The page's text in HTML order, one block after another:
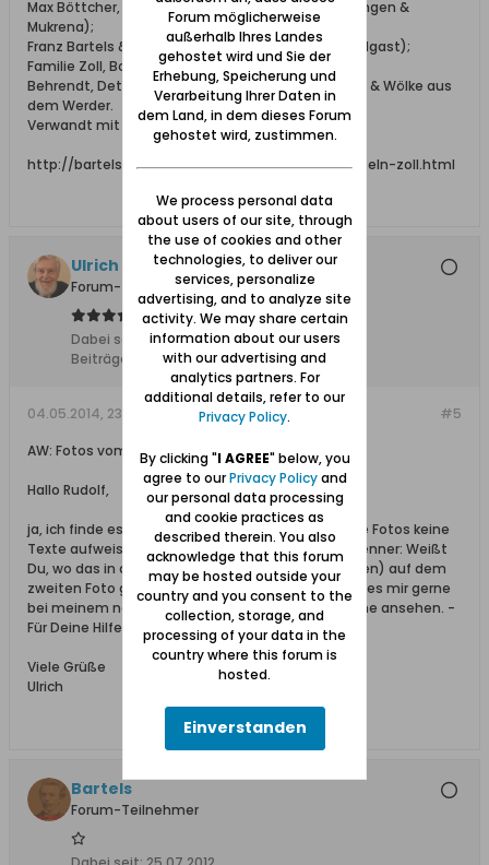
Max Böttcher, Ing. bei Schichau (aus Beesenlaublingen &
Mukrena);
Franz Bartels & Co., Danzig Breitgasse 64 (aus Wolgast);
Familie Zoll, Bohnsack;
Behrendt, Detlaff / Detloff, Katt, Lissau, Schönhoff & Wölke aus
dem Werder.
Verwandt mit den Familien: Elsner, Adrian, Falk.
http://bartels-zoll.blogspot.de/2012/07/ahnentafeln-zoll.html
Ulrich 31
Forum-Teilnehmer
Dabei seit:
04.11.2011
Beiträge:
8612
#5
04.05.2014, 23:23
AW: Fotos vom heutigen Zoppot
Hallo Rudolf,
ja, ich finde es auch besonders schade, dass diese Fotos keine
Texte aufweisen. Und ich frage Dich als Zoppot-Kenner: Weißt
Du, wo das in der Bildserie #1 (Angabe rechts außen) auf dem
zweiten Foto gezeigte Ehrenmal steht? Ich würde es mir gerne
bei meinem nächsten Danzig-Besuch aus der Nähe ansehen. -
Für Deine Hilfe danke ich Dir im Voraus.
Viele Grüße
Ulrich
Bartels
Forum-Teilnehmer
Forum möglicherweise
außerhalb Ihres Landes
gehostet wird und Sie der
Erhebung, Speicherung und
Verarbeitung Ihrer Daten in
dem Land, in dem dieses Forum
gehostet wird, zustimmen.
We process personal data
about users of our site, through
the use of cookies and other
technologies, to deliver our
services, personalize
advertising, and to analyze site
activity. We may share certain
information about our users
with our advertising and
analytics partners. For
additional details, refer to our
Privacy Policy.
By clicking "I AGREE" below, you
agree to ourPrivacy Policyand
our personal data processing
and cookie practices as
described therein. You also
acknowledge that this forum
may be hosted outside your
country and you consent to the
collection, storage, and
processing of your data in the
country where this forum is
hosted.
Einverstanden